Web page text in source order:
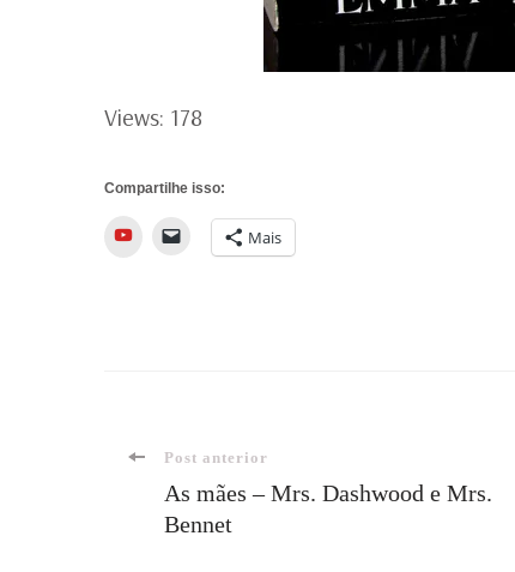
Views: 178
Compartilhe isso:
YouTube Mais
Navegação
Post anterior
As mães – Mrs. Dashwood e Mrs.
Bennet